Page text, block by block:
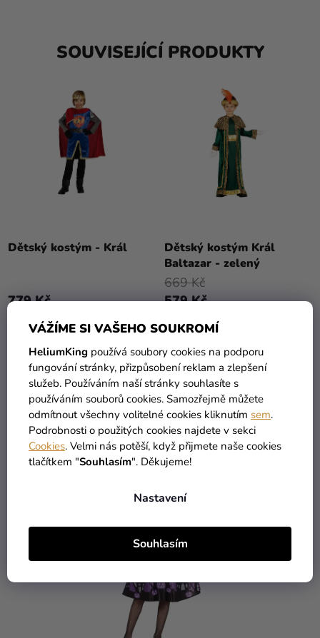
VÁŽÍME SI VAŠEHO SOUKROMÍ
HeliumKing používá soubory cookies na podporu
fungování stránky, přizpůsobení reklam a zlepšení
služeb. Používáním naší stránky souhlasíte s
používáním souborů cookies. Samozřejmě můžete
odmítnout všechny volitelné cookies kliknutím sem.
Podrobnosti o použitých cookies najdete v sekci
Cookies. Velmi nás potěší, když přijmete naše cookies
tlačítkem "Souhlasím". Děkujeme!
Nastavení
Souhlasím
SOUVISEJÍCÍ PRODUKTY
Dětský kostým - Král
779 Kč
DETAIL
Dětský kostým Král
Baltazar - zelený
579 Kč
669 Kč
DETAIL
High-contrast mode
MOHLO BY VÁS ZAJÍMAT
VÝPRODEJ